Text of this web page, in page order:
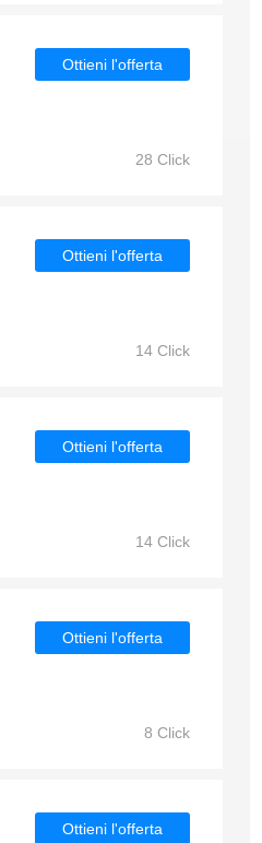
Ottieni l'offerta
28 Click
Ottieni l'offerta
14 Click
Ottieni l'offerta
14 Click
Ottieni l'offerta
8 Click
Ottieni l'offerta